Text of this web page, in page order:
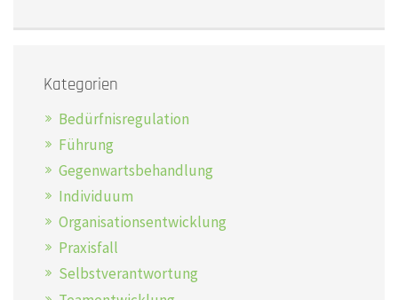
Kategorien
Bedürfnisregulation
Führung
Gegenwartsbehandlung
Individuum
Organisationsentwicklung
Praxisfall
Selbstverantwortung